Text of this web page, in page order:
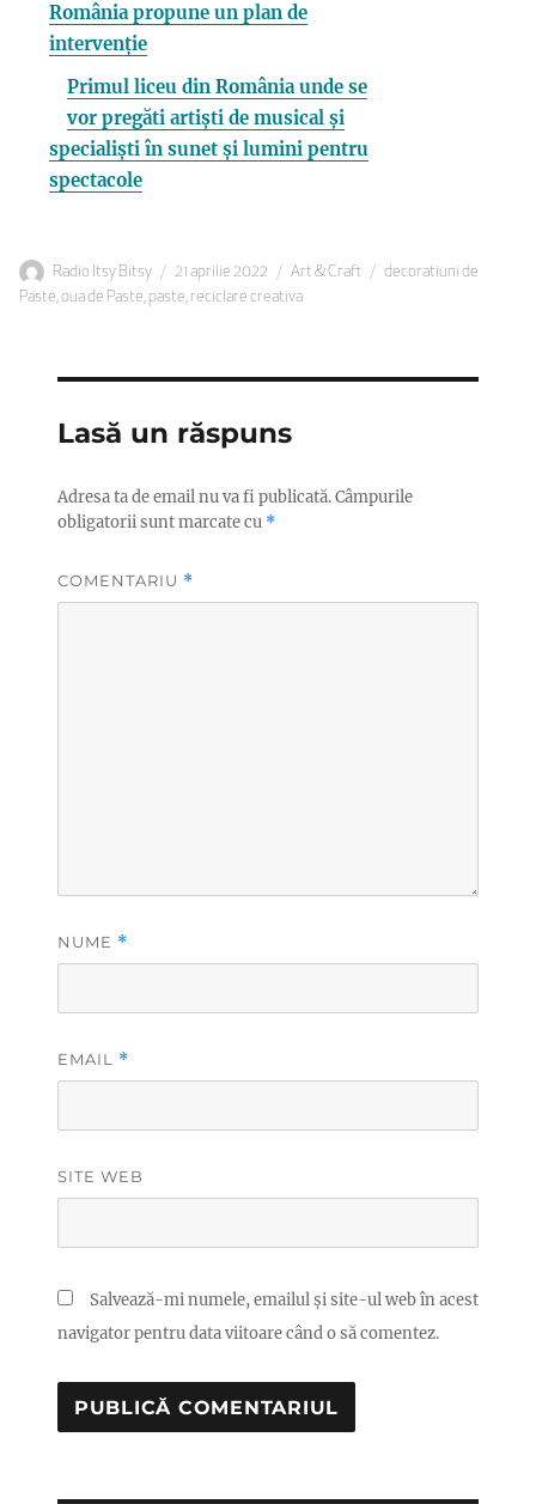
România propune un plan de
intervenție
Primul liceu din România unde se
vor pregăti artiști de musical și
specialiști în sunet și lumini pentru
spectacole
Autor
Radio Itsy Bitsy
Publicat
pe
21 aprilie 2022 Categorii
Art & Craft Etichete
decoratiuni de
Paste,oua de Paste, paste, reciclare creativa
Lasă un răspuns
Adresa ta de email nu va fi publicată.Câmpurile
obligatorii sunt marcate cu *
COMENTARIU *
NUME *
EMAIL *
SITE WEB
Salvează-mi numele, emailul și site-ul web în acest
navigator pentru data viitoare când o să comentez.